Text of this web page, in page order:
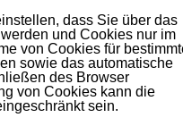
dass Sie über das
und Cookies nur im
von Cookies für
sowie das automatische
des Browser
von Cookies kann die
sein.